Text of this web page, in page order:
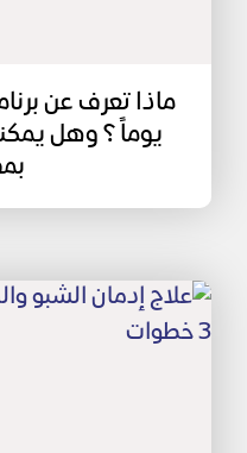
يوماً ؟ وهل